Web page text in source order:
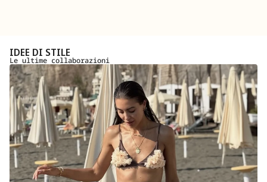
IDEE DI STILE
Le ultime collaborazioni